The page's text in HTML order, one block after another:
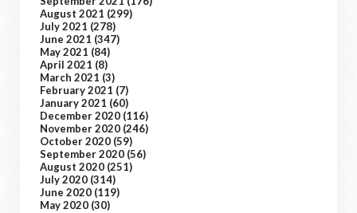
August 2021 (299)
July 2021 (278)
June 2021 (347)
May 2021 (84)
April 2021 (8)
March 2021 (3)
February 2021 (7)
January 2021 (60)
December 2020 (116)
November 2020 (246)
October 2020 (59)
September 2020 (56)
August 2020 (251)
July 2020 (314)
June 2020 (119)
May 2020 (30)